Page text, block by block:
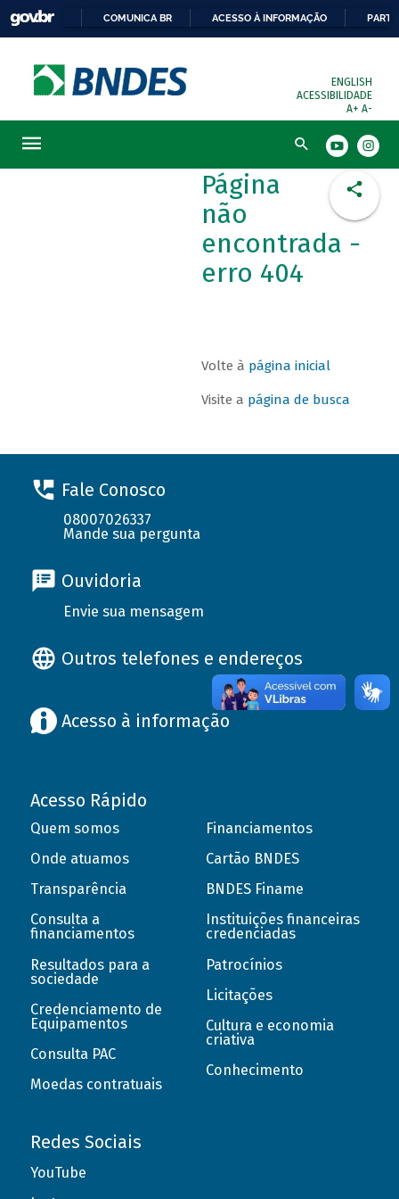
COMUNICA BR ACESSO À INFORMAÇÃO
ENGLISH
ACESSIBILIDADE
A+ A-
Busca
Página
não
encontrada -
erro 404
Volte à página inicial
Visite a página de busca
Fale Conosco
08007026337
Mande sua pergunta
Ouvidoria
Envie sua mensagem
Outros telefones e endereços
Acesso à informação
Acesso Rápido
Quem somos
Onde atuamos
Transparência
Consulta a
financiamentos
Resultados para a
sociedade
Credenciamento de
Equipamentos
Consulta PAC
Moedas contratuais
Financiamentos
Cartão BNDES
BNDES Finame
Instituições financeiras
credenciadas
Patrocínios
Licitações
Cultura e economia
criativa
Conhecimento
Redes Sociais
YouTube